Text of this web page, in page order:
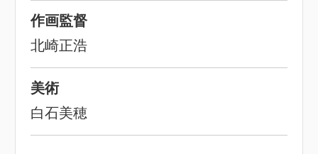
作画監督
北崎正浩
美術
白石美穂